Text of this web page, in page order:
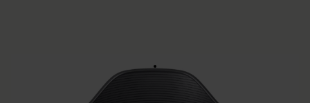
LENS HOOD LH927-02